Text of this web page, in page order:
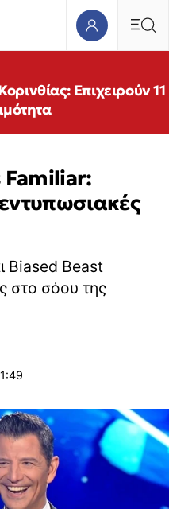
Επιχειρούν 11
Familiar:
Biased Beast
στο σόου της